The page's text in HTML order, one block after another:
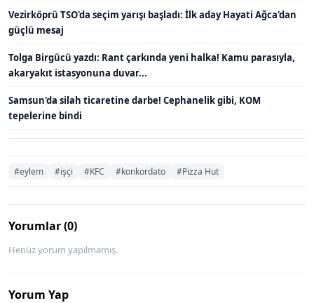
Vezirköprü TSO'da seçim yarışı başladı: İlk aday Hayati Ağca'dan
güçlü mesaj
Tolga Birgücü yazdı: Rant çarkında yeni halka! Kamu parasıyla,
akaryakıt istasyonuna duvar...
Samsun'da silah ticaretine darbe! Cephanelik gibi, KOM
tepelerine bindi
#eylem #işçi #KFC #konkordato #Pizza Hut
Yorumlar (0)
Henüz yorum yapılmamış.
Yorum Yap